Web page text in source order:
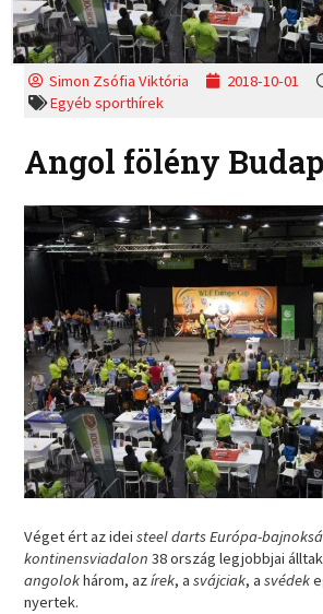
Simon Zsófia Viktória 2018-10-01
Egyéb sporthírek
Angol fölény
Véget ért az ideisteel darts Európa-
kontinensviadalon 38 ország legjobbjai
angolokhárom, azírek, asvájciak, asvédek
nyertek.